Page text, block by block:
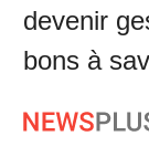
devenir
bons à